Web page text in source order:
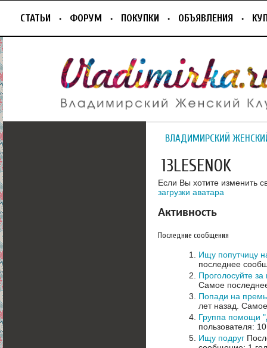
СТАТЬИ ФОРУМ ПОКУПКИ ОБЪЯВЛЕНИЯ
ВЛАДИМИРСКИЙ
13LESENOK
Если Вы хотите изменить
загрузки аватара
Активность
Последние сообщения
Ищу попутчицу
последнее
Проголосуйте
Самое
Попади на
лет назад.
Группа помощи
пользователя:
Ищу подруг